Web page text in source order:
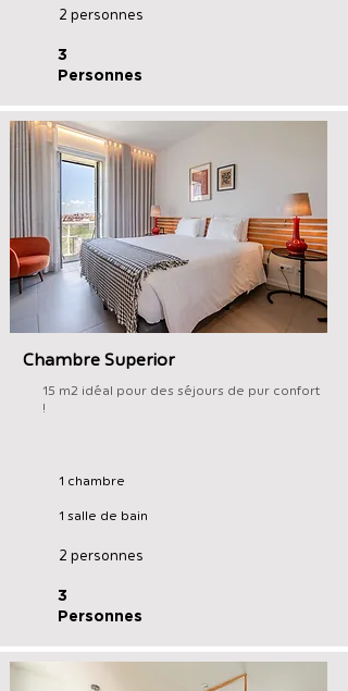
2 personnes
3
Personnes
Chambre Superior
15 m2 idéal pour des séjours de pur confort
!
1 chambre
1 salle de bain
2 personnes
3
Personnes